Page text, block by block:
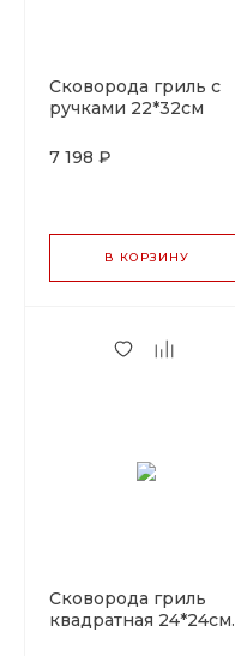
Сковорода гриль с
ручками 22*32см
7 198 ₽
В КОРЗИНУ
Сковорода гриль
квадратная 24*24см.